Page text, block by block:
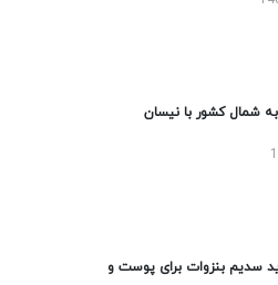
شمال کشور با نیسان
سدیم بنزوات برای پوست و